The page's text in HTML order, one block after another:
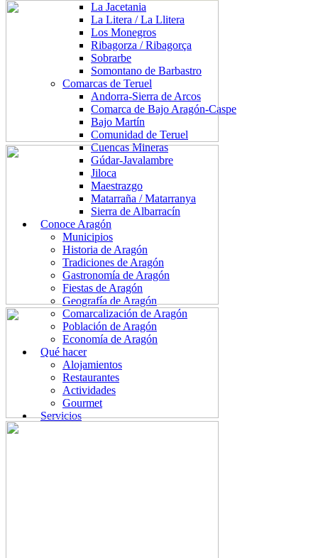
La Jacetania
La Litera / La Llitera
Los Monegros
Ribagorza / Ribagorça
Sobrarbe
Somontano de Barbastro
Comarcas de Teruel
Andorra-Sierra de Arcos
Comarca de Bajo Aragón-Caspe
Bajo Martín
Comunidad de Teruel
Cuencas Mineras
Gúdar-Javalambre
Jiloca
Maestrazgo
Matarraña / Matarranya
Sierra de Albarracín
Conoce Aragón
Municipios
Historia de Aragón
Tradiciones de Aragón
Gastronomía de Aragón
Fiestas de Aragón
Geografía de Aragón
Comarcalización de Aragón
Población de Aragón
Economía de Aragón
Qué hacer
Alojamientos
Restaurantes
Actividades
Gourmet
Servicios